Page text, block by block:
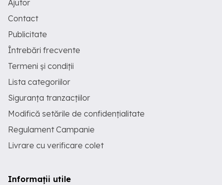
Ajutor
Contact
Publicitate
Întrebări frecvente
Termeni și condiții
Lista categoriilor
Siguranța tranzacțiilor
Modifică setările de confidențialitate
Regulament Campanie
Livrare cu verificare colet
Informații utile